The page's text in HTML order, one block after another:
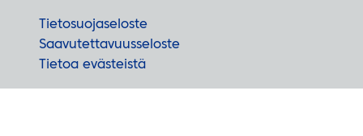
Tietosuojaseloste
Saavutettavuusseloste
Tietoa evästeistä